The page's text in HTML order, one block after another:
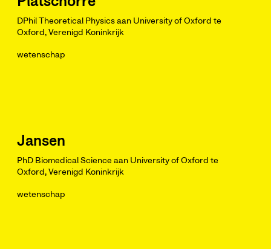
DPhil Theoretical Physics aan University of Oxford te
Oxford, Verenigd Koninkrijk
wetenschap
Jansen
PhD Biomedical Science aan University of Oxford te
Oxford, Verenigd Koninkrijk
wetenschap